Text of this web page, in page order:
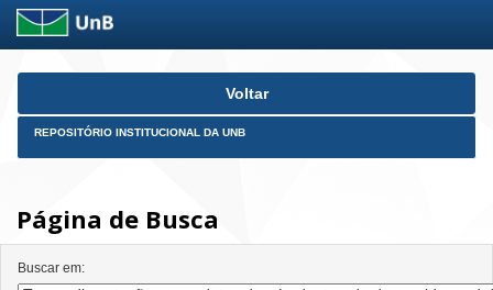
Skip
Voltar
REPOSITÓRIO INSTITUCIONAL DA UNB
Página de Busca
Buscar em: